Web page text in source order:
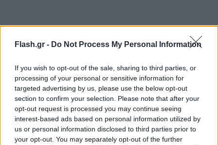
Flash.gr - Do Not Process My Personal Information
If you wish to opt-out of the sale, sharing to third parties, or
processing of your personal or sensitive information for
targeted advertising by us, please use the below opt-out
section to confirm your selection. Please note that after your
opt-out request is processed you may continue seeing
interest-based ads based on personal information utilized by
us or personal information disclosed to third parties prior to
your opt-out. You may separately opt-out of the further